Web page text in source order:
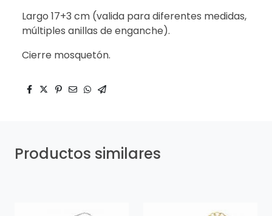
Largo 17+3 cm (valida para diferentes medidas,
múltiples anillas de enganche).
Cierre mosquetón.
Productos similares